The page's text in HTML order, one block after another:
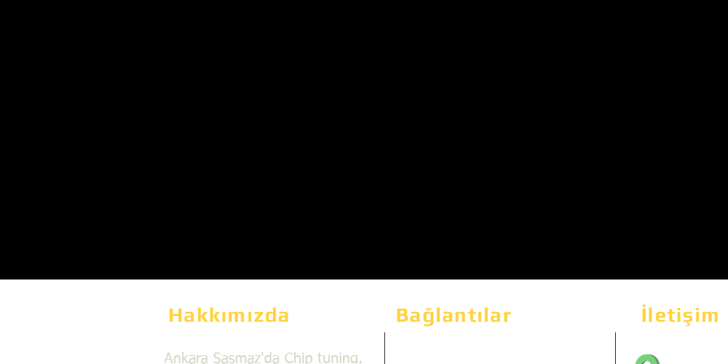
Hakkımızda Bağlantılar İletişim
Ankara Şaşmaz'da Chip tuning,